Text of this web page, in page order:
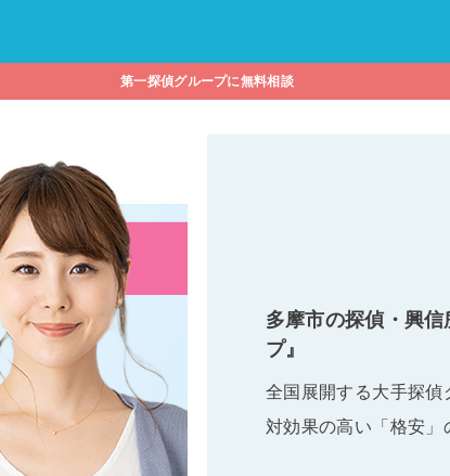
第一探偵グループに無料相談
多摩市の探偵・興
プ』
全国展開する大手探
対効果の高い「格安」